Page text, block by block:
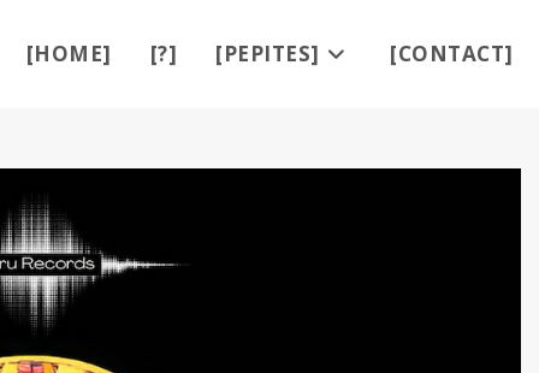
[HOME] [?] [PEPITES] [CONTACT]